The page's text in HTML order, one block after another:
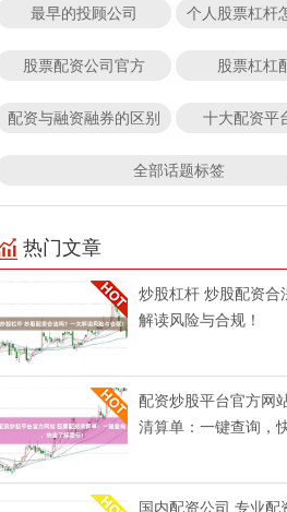
最早的投顾公司 个人股票杠杆
股票配资公司官方 股票杠杠
配资与融资融券的区别 十大配资平
全部话题标签
热门文章
炒股杠杆 炒股配资合
解读风险与合规！
配资炒股平台官方网
清算单：一键查询，
国内配资公司 专业配